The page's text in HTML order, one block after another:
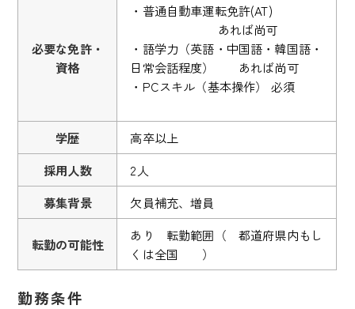
必要な免許・
資格
・普通自動車運転免許(AT)
あれば尚可
・語学力（英語・中国語・韓国語・
日常会話程度） あれば尚可
・PCスキル（基本操作） 必須
学歴
高卒以上
採用人数
2人
募集背景
欠員補充、増員
転勤の可能性
あり 転勤範囲（ 都道府県内もし
くは全国 ）
勤務条件